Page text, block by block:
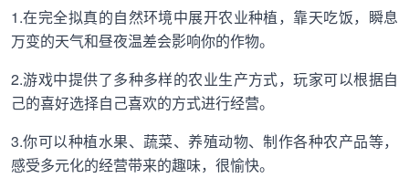
1.在完全拟真的自然环境中展开农业种植，靠天吃饭，瞬息
万变的天气和昼夜温差会影响你的作物。
2.游戏中提供了多种多样的农业生产方式，玩家可以根据自
己的喜好选择自己喜欢的方式进行经营。
3.你可以种植水果、蔬菜、养殖动物、制作各种农产品等，
感受多元化的经营带来的趣味，很愉快。